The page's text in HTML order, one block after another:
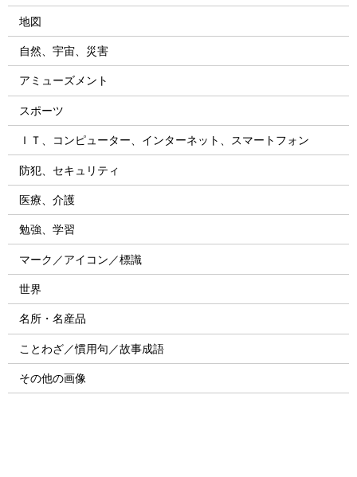
地図
自然、宇宙、災害
アミューズメント
スポーツ
ＩＴ、コンピューター、インターネット、スマートフォン
防犯、セキュリティ
医療、介護
勉強、学習
マーク／アイコン／標識
世界
名所・名産品
ことわざ／慣用句／故事成語
その他の画像